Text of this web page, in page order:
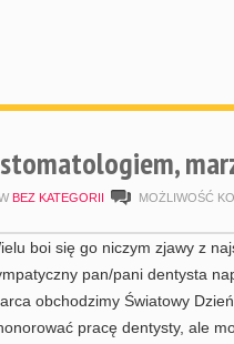
BEZ KATEGORII MOŻLIWOŚĆ
boi się go niczym zjawy z
pan/pani dentysta
obchodzimy Światowy
pracę dentysty, ale